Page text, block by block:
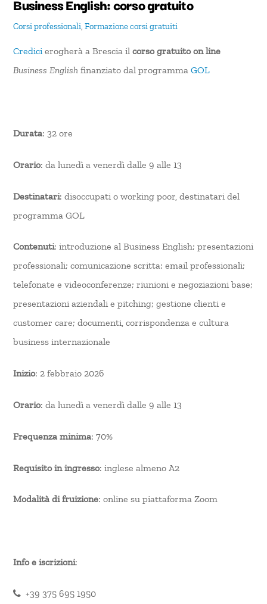
Business English: corso gratuito
Corsi professionali,Formazionecorsi gratuiti
Credicierogherà a Brescia ilcorso gratuito on line
Business English finanziato dal programmaGOL
Durata: 32 ore
Orario: da lunedì a venerdì dalle 9 alle 13
Destinatari: disoccupati o working poor, destinatari del
programma GOL
Contenuti: introduzione al Business English; presentazioni
professionali; comunicazione scritta: email professionali;
telefonate e videoconferenze; riunioni e negoziazioni base;
presentazioni aziendali e pitching; gestione clienti e
customer care; documenti, corrispondenza e cultura
business internazionale
Inizio: 2 febbraio 2026
Orario: da lunedì a venerdì dalle 9 alle 13
Frequenza minima: 70%
Requisito in ingresso: inglese almeno A2
Modalità di fruizione: online su piattaforma Zoom
Info e iscrizioni:
+39 375 695 1950